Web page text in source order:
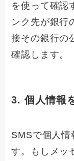
を使って確認
ンク先が銀行
接その銀行の
確認します。
3. 個人情報
SMSで個人情
す。もしメッ